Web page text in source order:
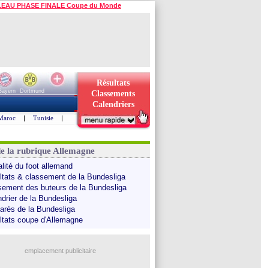
PHASE FINALE Coupe du Monde
Dortmund
Résultats
Classements
Calendriers
| Tunisie |
la rubrique Allemagne
du foot allemand
& classement de la Bundesliga
des buteurs de la Bundesliga
de la Bundesliga
de la Bundesliga
coupe d'Allemagne
emplacement publicitaire